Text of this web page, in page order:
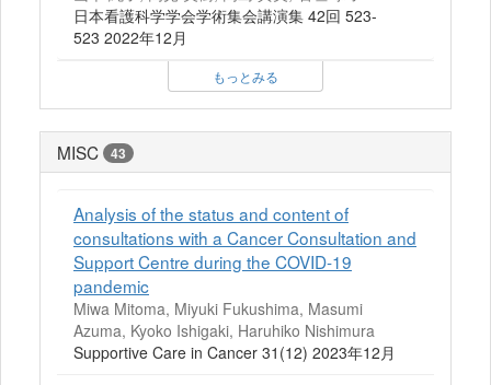
日本看護科学学会学術集会講演集 42回 523-
523 2022年12月
もっとみる
MISC 43
Analysis of the status and content of
consultations with a Cancer Consultation and
Support Centre during the COVID-19
pandemic
Miwa Mitoma, Miyuki Fukushima, Masumi
Azuma, Kyoko Ishigaki, Haruhiko Nishimura
Supportive Care in Cancer 31(12) 2023年12月